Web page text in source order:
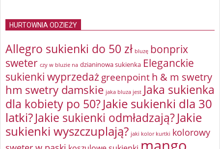
HURTOWNIA ODZIEŻY
Allegro sukienki do 50 zł bluzę bonprix
sweter czy w bluzie na dzianinowa sukienka Eleganckie
sukienki wyprzedaż greenpointh & m swetry
hm swetry damskie jaka bluza jest Jaka sukienka
dla kobiety po 50?Jakie sukienki dla 30
latki?Jakie sukienki odmładzają?Jakie
sukienki wyszczuplają? jaki kolor kurtki kolorowy